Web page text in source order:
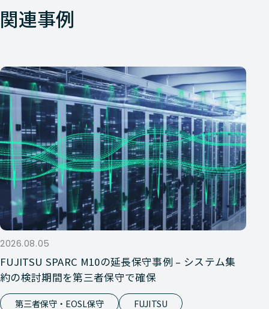
関連事例
2026.08.05
FUJITSU SPARC M10の延長保守事例 – システム集
約の検討期間を第三者保守で確保
第三者保守・EOSL保守 FUJITSU